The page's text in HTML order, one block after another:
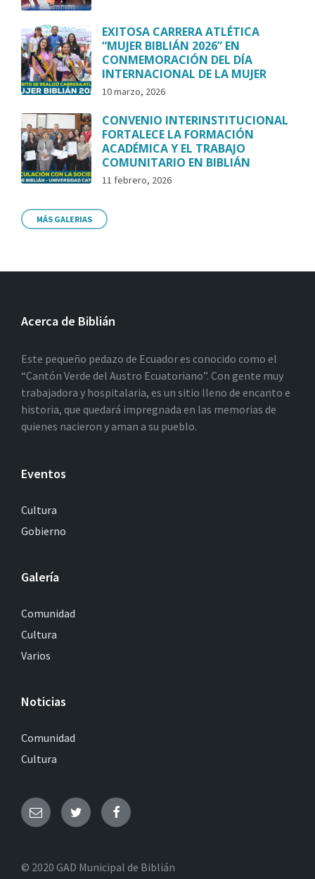
EXITOSA CARRERA ATLÉTICA
“MUJER BIBLIÁN 2026” EN
CONMEMORACIÓN DEL DÍA
INTERNACIONAL DE LA MUJER
10 marzo, 2026
CONVENIO INTERINSTITUCIONAL
FORTALECE LA FORMACIÓN
ACADÉMICA Y EL TRABAJO
COMUNITARIO EN BIBLIÁN
11 febrero, 2026
MÁS GALERIAS
Acerca de Biblián
Este pequeño pedazo de Ecuador es conocido como el
“Cantón Verde del Austro Ecuatoriano”. Con gente muy
trabajadora y hospitalaria, es un sitio lleno de encanto e
historia, que quedará impregnada en las memorias de
quienes nacieron y aman a su pueblo.
Eventos
Cultura
Gobierno
Galería
Comunidad
Cultura
Varios
Noticias
Comunidad
Cultura
© 2020 GAD Municipal de Biblián